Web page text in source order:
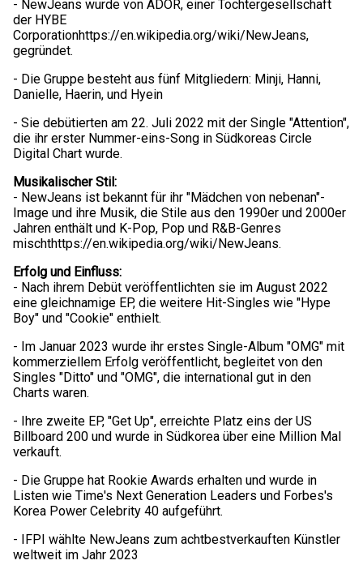
- NewJeans wurde von ADOR, einer Tochtergesellschaft
der HYBE
Corporationhttps://en.wikipedia.org/wiki/NewJeans,
gegründet.
- Die Gruppe besteht aus fünf Mitgliedern: Minji, Hanni,
Danielle, Haerin, und Hyein
- Sie debütierten am 22. Juli 2022 mit der Single "Attention",
die ihr erster Nummer-eins-Song in Südkoreas Circle
Digital Chart wurde.
Musikalischer Stil:
- NewJeans ist bekannt für ihr "Mädchen von nebenan"-
Image und ihre Musik, die Stile aus den 1990er und 2000er
Jahren enthält und K-Pop, Pop und R&B-Genres
mischthttps://en.wikipedia.org/wiki/NewJeans.
Erfolg und Einfluss:
- Nach ihrem Debüt veröffentlichten sie im August 2022
eine gleichnamige EP, die weitere Hit-Singles wie "Hype
Boy" und "Cookie" enthielt.
- Im Januar 2023 wurde ihr erstes Single-Album "OMG" mit
kommerziellem Erfolg veröffentlicht, begleitet von den
Singles "Ditto" und "OMG", die international gut in den
Charts waren.
- Ihre zweite EP, "Get Up", erreichte Platz eins der US
Billboard 200 und wurde in Südkorea über eine Million Mal
verkauft.
- Die Gruppe hat Rookie Awards erhalten und wurde in
Listen wie Time's Next Generation Leaders und Forbes's
Korea Power Celebrity 40 aufgeführt.
- IFPI wählte NewJeans zum achtbestverkauften Künstler
weltweit im Jahr 2023